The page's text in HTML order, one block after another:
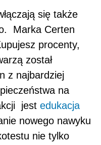
się także
Marka Certen
procenty,
został
z najbardziej
na
jest edukacja
nowego nawyku
nie tylko